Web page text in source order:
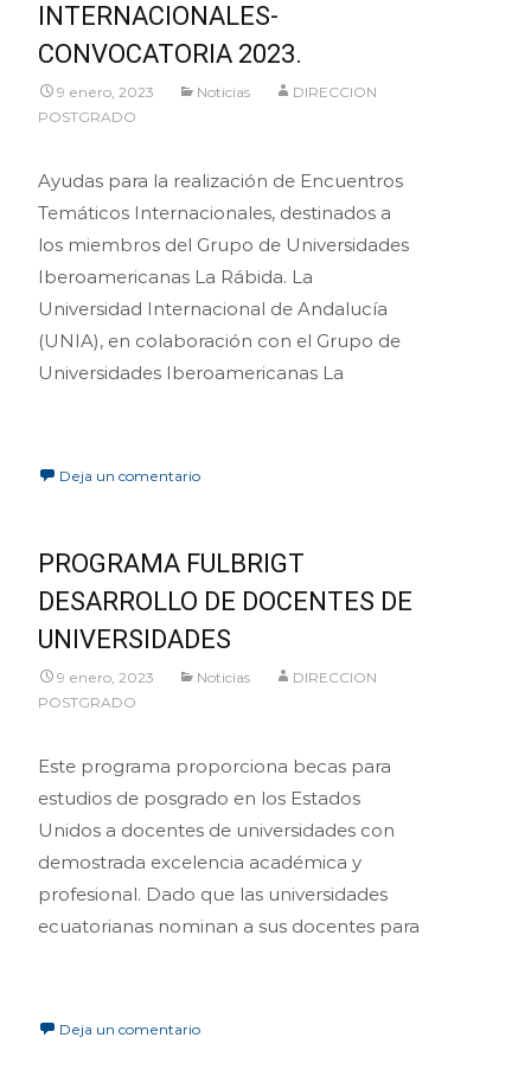
INTERNACIONALES-
CONVOCATORIA 2023.
9 enero, 2023 Noticias
DIRECCION
POSTGRADO
Ayudas para la realización de Encuentros
Temáticos Internacionales, destinados a
los miembros del Grupo de Universidades
Iberoamericanas La Rábida. La
Universidad Internacional de Andalucía
(UNIA), en colaboración con el Grupo de
Universidades Iberoamericanas La
Deja un comentario
PROGRAMA FULBRIGT
DESARROLLO DE DOCENTES DE
UNIVERSIDADES
9 enero, 2023 Noticias
DIRECCION
POSTGRADO
Este programa proporciona becas para
estudios de posgrado en los Estados
Unidos a docentes de universidades con
demostrada excelencia académica y
profesional. Dado que las universidades
ecuatorianas nominan a sus docentes para
Deja un comentario